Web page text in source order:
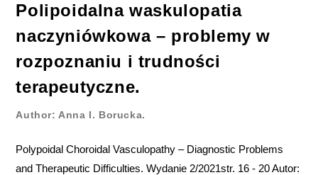
Polipoidalna waskulopatia
naczyniówkowa – problemy w
rozpoznaniu i trudności
terapeutyczne.
Author: Anna I. Borucka.
Polypoidal Choroidal Vasculopathy – Diagnostic Problems
and Therapeutic Difficulties. Wydanie 2/2021str. 16 - 20 Autor: